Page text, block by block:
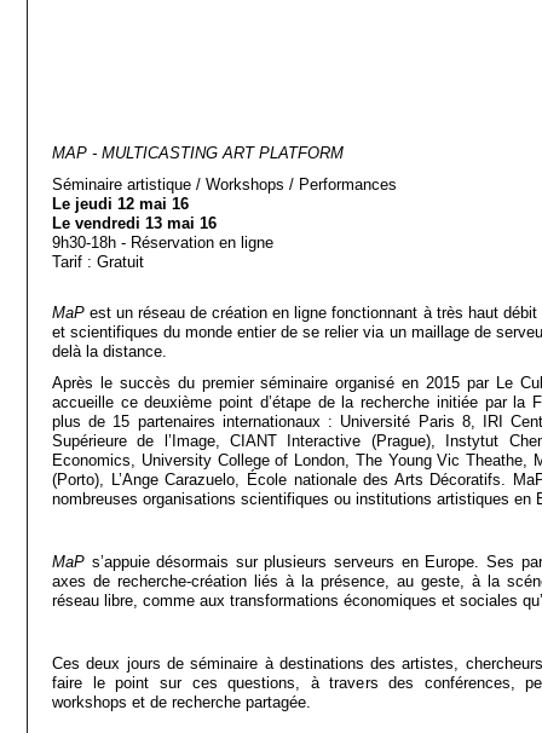
MAP - MULTICASTING ART PLATFORM
Séminaire artistique / Workshops / Performances
Le jeudi 12 mai 16
Le vendredi 13 mai 16
9h30-18h - Réservation en ligne
Tarif : Gratuit
MaP est un réseau de création en ligne fonctionnant à très haut
et scientifiques du monde entier de se relier via un maillage de
delà la distance.
Après le succès du premier séminaire organisé en 2015 par Le
accueille ce deuxième point d’étape de la recherche initiée par la
plus de 15 partenaires internationaux : Université Paris 8, IRI
Supérieure de l’Image, CIANT Interactive (Prague), Instytut
Economics, University College of London, The Young Vic Theathe,
(Porto), L’Ange Carazuelo, École nationale des Arts Décoratifs.
nombreuses organisations scientifiques ou institutions artistiques en
MaP s’appuie désormais sur plusieurs serveurs en Europe. Ses
axes de recherche-création liés à la présence, au geste, à la
réseau libre, comme aux transformations économiques et sociales
Ces deux jours de séminaire à destinations des artistes,
faire le point sur ces questions, à travers des conférences,
workshops et de recherche partagée.